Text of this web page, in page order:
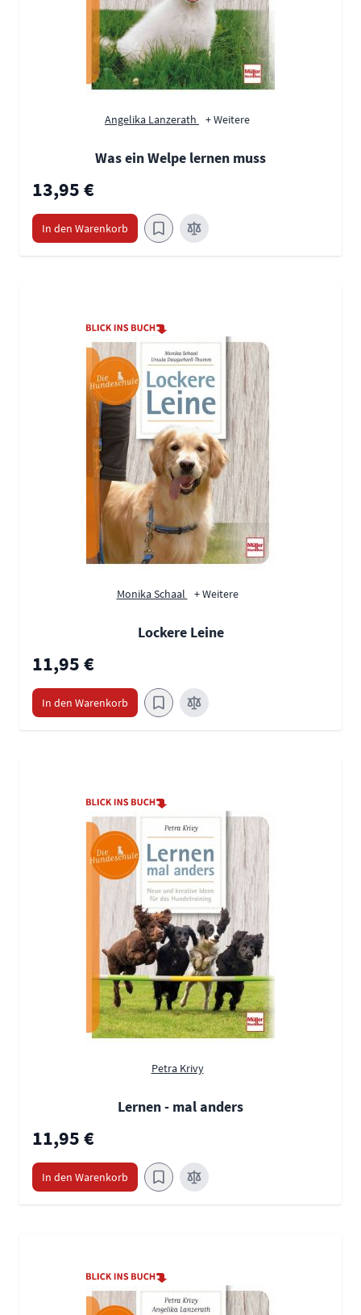
Angelika Lanzerath + Weitere
Was ein Welpe lernen muss
13,95 €
In den Warenkorb
Monika Schaal + Weitere
Lockere Leine
11,95 €
In den Warenkorb
Petra Krivy
Lernen - mal anders
11,95 €
In den Warenkorb